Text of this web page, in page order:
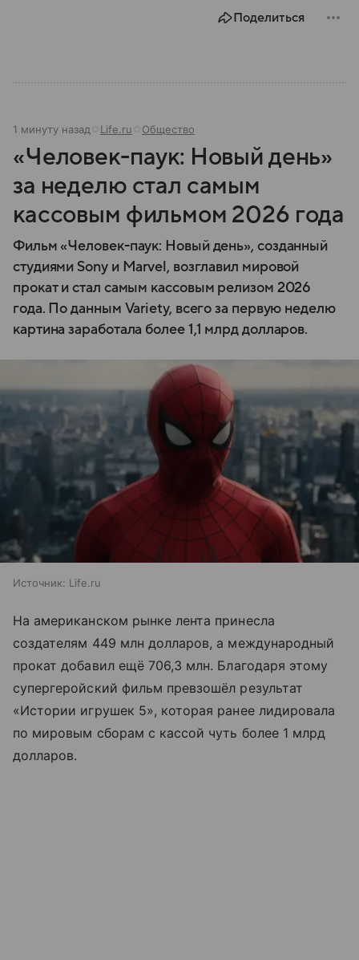
Поделиться
1 минуту назад Life.ru Общество
«Человек-паук: Новый день»
за неделю стал самым
кассовым фильмом 2026 года
Фильм «Человек-паук: Новый день», созданный
студиями Sony и Marvel, возглавил мировой
прокат и стал самым кассовым релизом 2026
года. По данным Variety, всего за первую неделю
картина заработала более 1,1 млрд долларов.
Источник: Life.ru
На американском рынке лента принесла
создателям 449 млн долларов, а международный
прокат добавил ещё 706,3 млн. Благодаря этому
супергеройский фильм превзошёл результат
«Истории игрушек 5», которая ранее лидировала
по мировым сборам с кассой чуть более 1 млрд
долларов.